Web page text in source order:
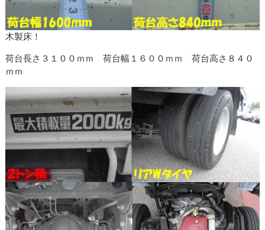
木製床！
荷台長さ３１００ｍｍ 荷台幅１６００ｍｍ 荷台高さ８４０
ｍｍ